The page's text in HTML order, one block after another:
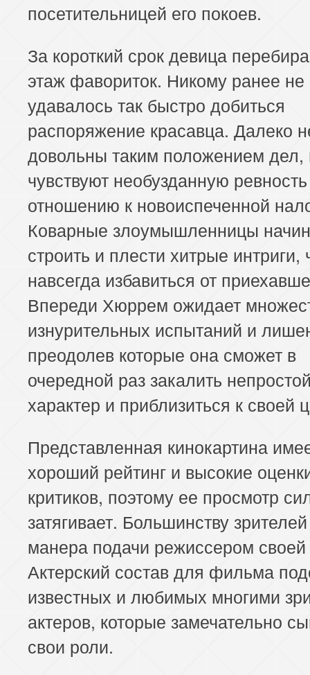
посетительницей его покоев.
За короткий срок девица
этаж фавориток. Никому ранее не
удавалось так быстро добиться
распоряжение красавца. Далеко
довольны таким положением дел,
чувствуют необузданную
отношению к новоиспеченной
Коварные злоумышленницы
строить и плести хитрые интриги,
навсегда избавиться от
Впереди Хюррем ожидает
изнурительных испытаний и
преодолев которые она сможет в
очередной раз закалить
характер и приблизиться к своей
Представленная кинокартина
хороший рейтинг и высокие
критиков, поэтому ее просмотр
затягивает. Большинству
манера подачи режиссером
Актерский состав для фильма
известных и любимых многими
актеров, которые замечательно
свои роли.